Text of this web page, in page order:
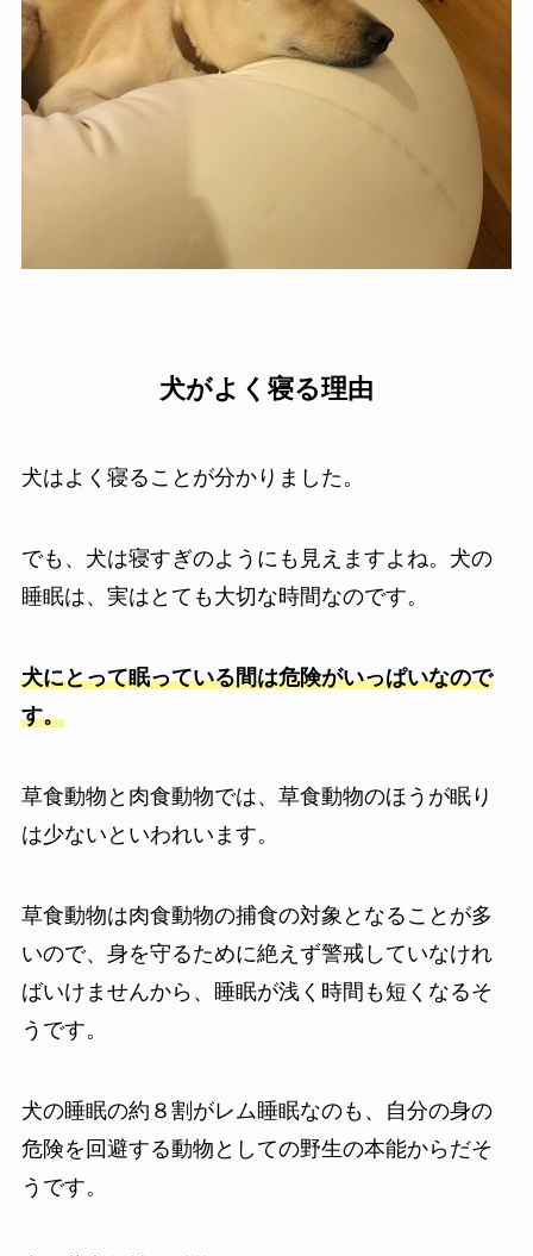
犬がよく寝る理由
犬はよく寝ることが分かりました。
でも、犬は寝すぎのようにも見えますよね。犬の
睡眠は、実はとても大切な時間なのです。
犬にとって眠っている間は危険がいっぱいなので
す。
草食動物と肉食動物では、草食動物のほうが眠り
は少ないといわれいます。
草食動物は肉食動物の捕食の対象となることが多
いので、身を守るために絶えず警戒していなけれ
ばいけませんから、睡眠が浅く時間も短くなるそ
うです。
犬の睡眠の約８割がレム睡眠なのも、自分の身の
危険を回避する動物としての野生の本能からだそ
うです。